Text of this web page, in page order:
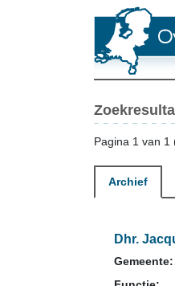
Pagina 1 van 1
Archief
Dhr.
Gemeente: